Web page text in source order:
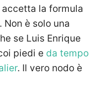
la formula
è solo una
se Luis Enrique
piedi e da tempo
. Il vero nodo è